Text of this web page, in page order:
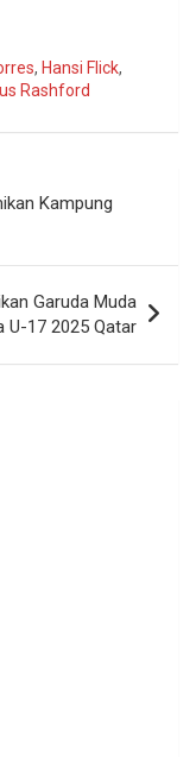
, Hansi Flick,
Rashford
Kampung
Garuda Muda
U-17 2025 Qatar